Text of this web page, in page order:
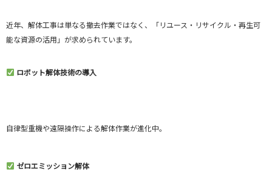
近年、解体工事は単なる撤去作業ではなく、「リユース・リサイクル・再生可
能な資源の活用」が求められています。
ロボット解体技術の導入
自律型重機や遠隔操作による解体作業が進化中。
ゼロエミッション解体